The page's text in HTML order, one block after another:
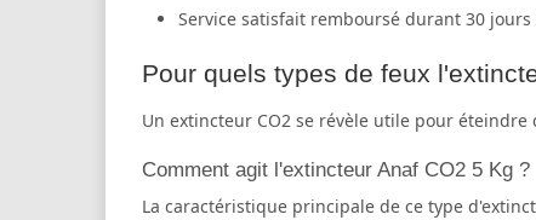
Service satisfait remboursé durant 30 jours
Pour quels types de feux
Un extincteur CO2 se révèle utile pour
Comment agit l'extincteur Anaf CO2 5 Kg ?
La caractéristique principale de ce type